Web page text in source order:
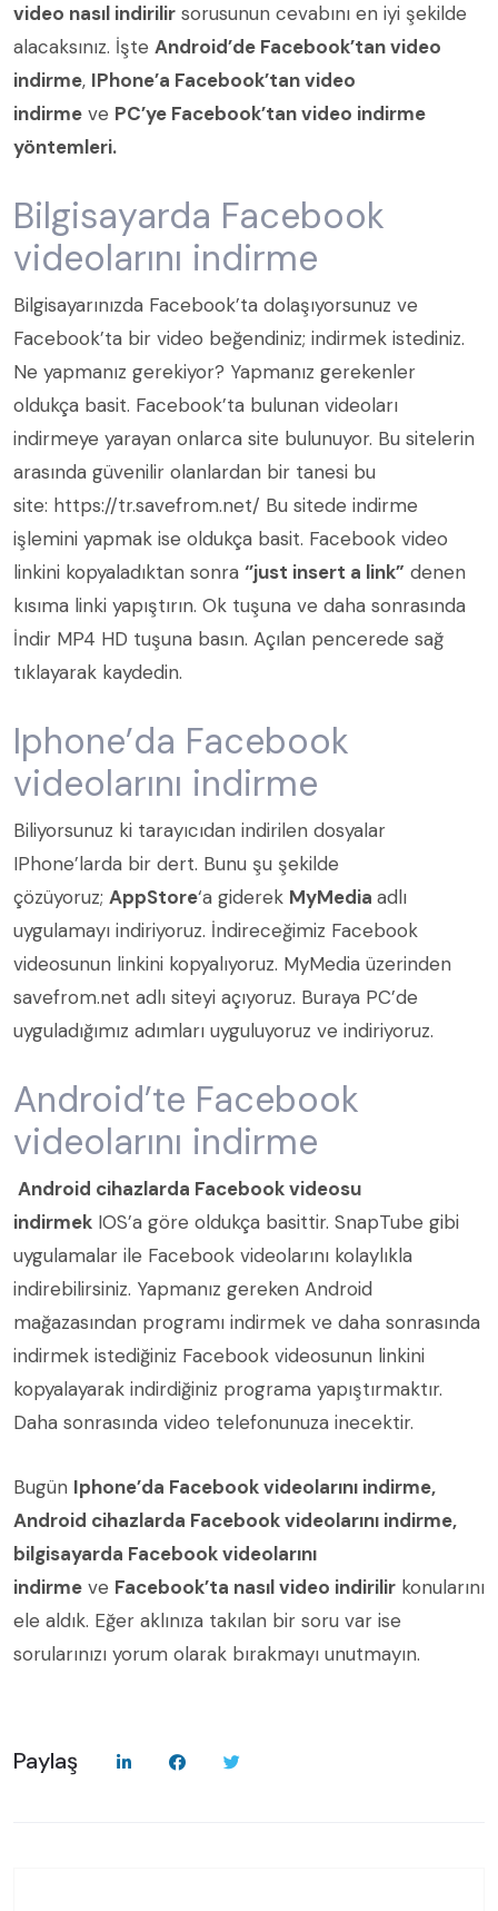
video nasıl indirilir sorusunun cevabını en iyi şekilde
alacaksınız. İşte Android’de Facebook’tan video
indirme, IPhone’a Facebook’tan video
indirme ve PC’ye Facebook’tan video indirme
yöntemleri.
Bilgisayarda Facebook
videolarını indirme
Bilgisayarınızda Facebook’ta dolaşıyorsunuz ve
Facebook’ta bir video beğendiniz; indirmek istediniz.
Ne yapmanız gerekiyor? Yapmanız gerekenler
oldukça basit. Facebook’ta bulunan videoları
indirmeye yarayan onlarca site bulunuyor. Bu sitelerin
arasında güvenilir olanlardan bir tanesi bu
site: https://tr.savefrom.net/ Bu sitede indirme
işlemini yapmak ise oldukça basit. Facebook video
linkini kopyaladıktan sonra ‘’just insert a link” denen
kısıma linki yapıştırın. Ok tuşuna ve daha sonrasında
İndir MP4 HD tuşuna basın. Açılan pencerede sağ
tıklayarak kaydedin.
Iphone’da Facebook
videolarını indirme
Biliyorsunuz ki tarayıcıdan indirilen dosyalar
IPhone’larda bir dert. Bunu şu şekilde
çözüyoruz; AppStore‘a giderek MyMedia adlı
uygulamayı indiriyoruz. İndireceğimiz Facebook
videosunun linkini kopyalıyoruz. MyMedia üzerinden
savefrom.net adlı siteyi açıyoruz. Buraya PC’de
uyguladığımız adımları uyguluyoruz ve indiriyoruz.
Android’te Facebook
videolarını indirme
Android cihazlarda Facebook videosu
indirmek IOS’a göre oldukça basittir. SnapTube gibi
uygulamalar ile Facebook videolarını kolaylıkla
indirebilirsiniz. Yapmanız gereken Android
mağazasından programı indirmek ve daha sonrasında
indirmek istediğiniz Facebook videosunun linkini
kopyalayarak indirdiğiniz programa yapıştırmaktır.
Daha sonrasında video telefonunuza inecektir.
Bugün Iphone’da Facebook videolarını indirme,
Android cihazlarda Facebook videolarını indirme,
bilgisayarda Facebook videolarını
indirme ve Facebook’ta nasıl video indirilir konularını
ele aldık. Eğer aklınıza takılan bir soru var ise
sorularınızı yorum olarak bırakmayı unutmayın.
Paylaş